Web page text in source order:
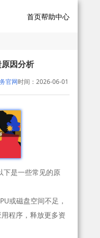
首页帮助中心
因分析
官网时间：2026-06-01
下是一些常见的原
或磁盘空间不足，
程序，释放更多资